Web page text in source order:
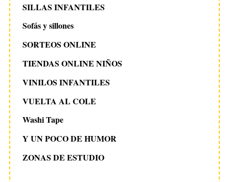
SILLAS INFANTILES
Sofás y sillones
SORTEOS ONLINE
TIENDAS ONLINE NIÑOS
VINILOS INFANTILES
VUELTA AL COLE
Washi Tape
Y UN POCO DE HUMOR
ZONAS DE ESTUDIO